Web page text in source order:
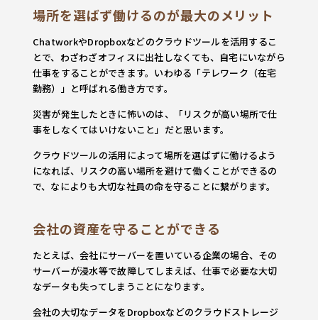
場所を選ばず働けるのが最大のメリット
ChatworkやDropboxなどのクラウドツールを活用するこ
とで、わざわざオフィスに出社しなくても、自宅にいながら
仕事をすることができます。いわゆる「テレワーク（在宅
勤務）」と呼ばれる働き方です。
災害が発生したときに怖いのは、「リスクが高い場所で仕
事をしなくてはいけないこと」だと思います。
クラウドツールの活用によって場所を選ばずに働けるよう
になれば、リスクの高い場所を避けて働くことができるの
で、なによりも大切な社員の命を守ることに繋がります。
会社の資産を守ることができる
たとえば、会社にサーバーを置いている企業の場合、その
サーバーが浸水等で故障してしまえば、仕事で必要な大切
なデータも失ってしまうことになります。
会社の大切なデータをDropboxなどのクラウドストレージ